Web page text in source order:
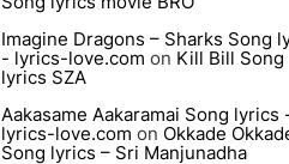
Imagine Dragons – Sharks Song
- lyrics-love.com on Kill Bill Song
lyrics SZA
Aakasame Aakaramai Song lyrics
lyrics-love.com on Okkade
Song lyrics – Sri Manjunadha